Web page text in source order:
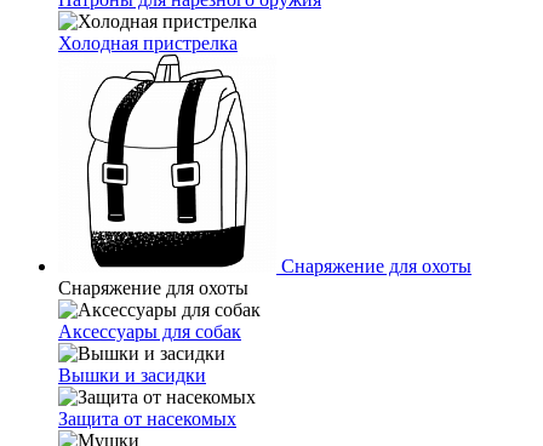
Холодная пристрелка
Снаряжение для охоты
Снаряжение для охоты
Аксессуары для собак
Вышки и засидки
Защита от насекомых